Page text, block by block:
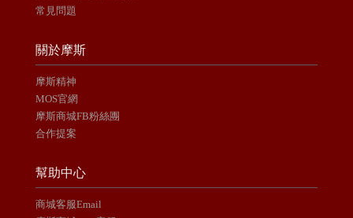
常見問題
關於摩斯
摩斯精神
MOS官網
摩斯商城FB粉絲團
合作提案
幫助中心
商城客服Email